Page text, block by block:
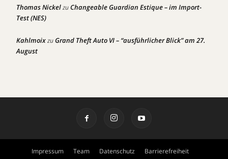
Thomas NickelzuChangeable Guardian Estique – im Import-
Test (NES)
KahlmoixzuGrand Theft Auto VI – “ausführlicher Blick” am 27.
August
Impressum Team Datenschutz
Barrierefreiheit